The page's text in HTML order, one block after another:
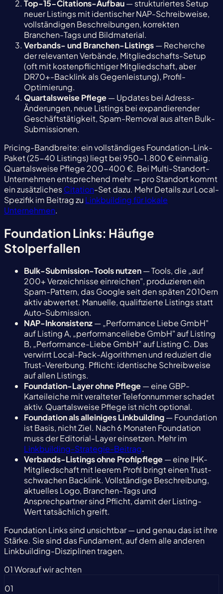
Top-15-Citations-Aufbau— strukturiertes Setup
neuer Listings mit identischer NAP-Schreibweise,
vollständigen Beschreibungen, korrekten
Branchen-Tags und Bildmaterial.
Verbands- und Branchen-Listings— Recherche
der relevanten Verbände, Mitgliedschafts-Setup
(oft mit kostenpflichtiger Mitgliedschaft, aber
DR70+-Backlink als Gegenleistung), Profil-
Optimierung.
Quartalsweise Pflege— Updates bei Adress-
Änderungen, neue Listings bei expandierender
Geschäftstätigkeit, Spam-Removal aus alten Bulk-
Submissionen.
Pricing-Bandbreite: ein vollständiges Foundation-Link-
Paket (25-40 Listings) liegt bei 950-1.800 € einmalig.
Quartalsweise Pflege 200-400 €. Bei Multi-Standort-
Unternehmen entsprechend mehr — pro Standort kommt
ein zusätzlichesCitation-Set dazu. Mehr Details zur Local-
Spezifik im Beitrag zu Linkbuilding für lokale
Unternehmen.
Foundation Links: Häufige
Stolperfallen
Bulk-Submission-Tools nutzen— Tools, die „auf
200+ Verzeichnisse einreichen", produzieren ein
Spam-Pattern, das Google seit den späten 2010ern
aktiv abwertet. Manuelle, qualifizierte Listings statt
Auto-Submission.
NAP-Inkonsistenz— „Performance Liebe GmbH"
auf Listing A, „performanceliebe GmbH" auf Listing
B, „Performance-Liebe GmbH" auf Listing C. Das
verwirrt Local-Pack-Algorithmen und reduziert die
Trust-Vererbung. Pflicht: identische Schreibweise
auf allen Listings.
Foundation-Layer ohne Pflege— eine GBP-
Karteileiche mit veralteter Telefonnummer schadet
aktiv. Quartalsweise Pflege ist nicht optional.
Foundation als alleiniges Linkbuilding— Foundation
ist Basis, nicht Ziel. Nach 6 Monaten Foundation
muss der Editorial-Layer einsetzen. Mehr im
Linkbuilding-Strategie-Beitrag.
Verbands-Listings ohne Profilpflege— eine IHK-
Mitgliedschaft mit leerem Profil bringt einen Trust-
schwachen Backlink. Vollständige Beschreibung,
aktuelles Logo, Branchen-Tags und
Ansprechpartner sind Pflicht, damit der Listing-
Wert tatsächlich greift.
Foundation Links sind unsichtbar — und genau das ist ihre
Stärke. Sie sind das Fundament, auf dem alle anderen
Linkbuilding-Disziplinen tragen.
01Worauf wir achten
01